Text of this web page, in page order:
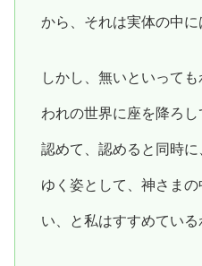
から、それは実体の中に
しかし、無いといって
われの世界に座を降ろ
認めて、認めると同時
ゆく姿として、神さま
い、と私はすすめている